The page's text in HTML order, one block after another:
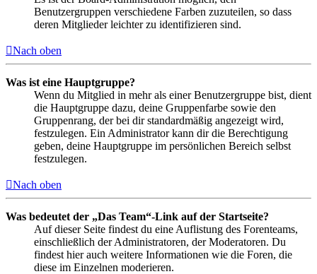
Benutzergruppen verschiedene Farben zuzuteilen, so dass
deren Mitglieder leichter zu identifizieren sind.
Nach oben
Was ist eine Hauptgruppe?
Wenn du Mitglied in mehr als einer Benutzergruppe bist, dient
die Hauptgruppe dazu, deine Gruppenfarbe sowie den
Gruppenrang, der bei dir standardmäßig angezeigt wird,
festzulegen. Ein Administrator kann dir die Berechtigung
geben, deine Hauptgruppe im persönlichen Bereich selbst
festzulegen.
Nach oben
Was bedeutet der „Das Team“-Link auf der Startseite?
Auf dieser Seite findest du eine Auflistung des Forenteams,
einschließlich der Administratoren, der Moderatoren. Du
findest hier auch weitere Informationen wie die Foren, die
diese im Einzelnen moderieren.